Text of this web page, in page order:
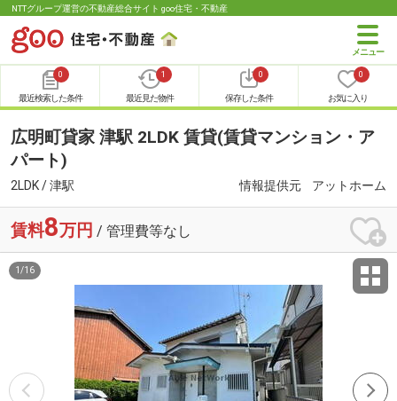
NTTグループ運営の不動産総合サイト goo住宅・不動産
0
最近検索した条件
1
最近見た物件
0
保存した条件
0
お気に入り
広明町貸家 津駅 2LDK 賃貸(賃貸マンション・ア
パート)
2LDK / 津駅 情報提供元 アットホーム
賃料8万円 / 管理費等なし
1 /16